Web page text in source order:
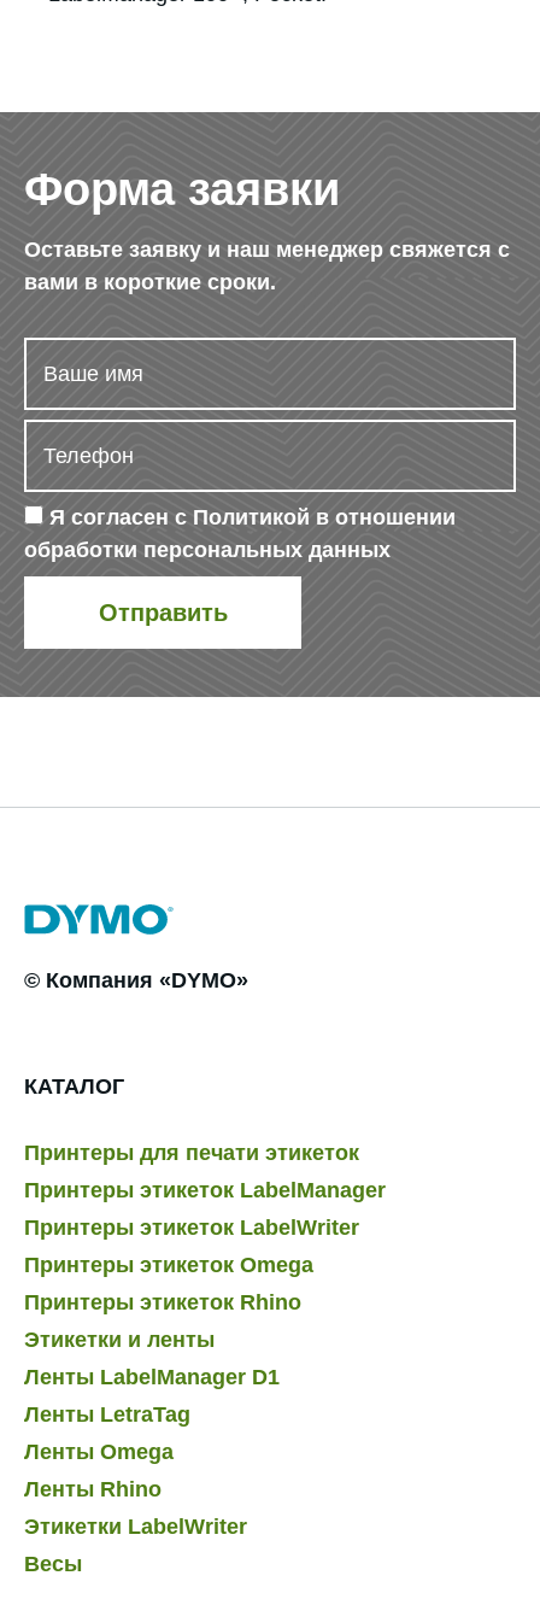
Форма заявки
Оставьте заявку и наш менеджер свяжется с
вами в короткие сроки.
Я согласен с Политикой в отношении
обработки персональных данных
© Компания «DYMO»
КАТАЛОГ
Принтеры для печати этикеток
Принтеры этикеток LabelManager
Принтеры этикеток LabelWriter
Принтеры этикеток Omega
Принтеры этикеток Rhino
Этикетки и ленты
Ленты LabelManager D1
Ленты LetraTag
Ленты Omega
Ленты Rhino
Этикетки LabelWriter
Весы